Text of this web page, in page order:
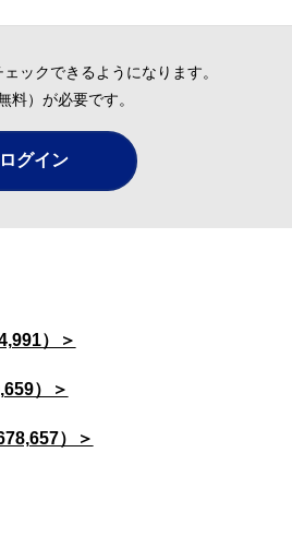
ックできるようになります。
）が必要です。
ログイン
）＞
）＞
）＞